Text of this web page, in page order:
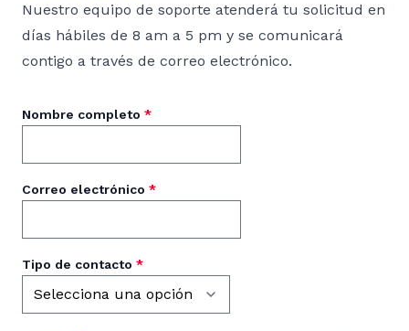
Nuestro equipo de soporte atenderá tu solicitud en
días hábiles de 8 am a 5 pm y se comunicará
contigo a través de correo electrónico.
Nombre completo *
Correo electrónico *
Tipo de contacto *